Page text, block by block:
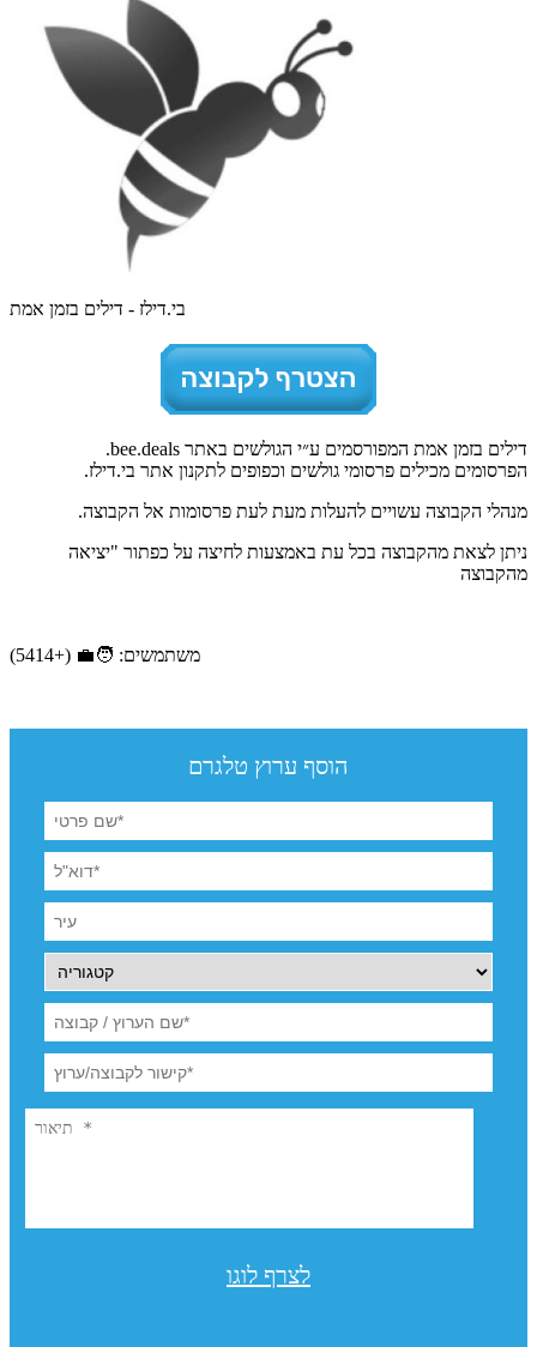
בי.דילז - דילים בזמן אמת
דילים בזמן אמת המפורסמים ע״י הגולשים באתר bee.deals.
הפרסומים מכילים פרסומי גולשים וכפופים לתקנון אתר בי.דילז.
מנהלי הקבוצה עשויים להעלות מעת לעת פרסומות אל הקבוצה.
ניתן לצאת מהקבוצה בכל עת באמצעות לחיצה על כפתור "יציאה
מהקבוצה
משתמשים: 🧑‍💼 (+5414)
הוסף ערוץ טלגרם
לצרף לוגו